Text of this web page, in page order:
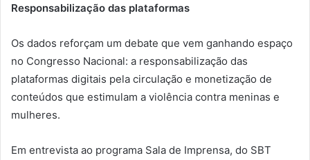
Responsabilização das plataformas
Os dados reforçam um debate que vem ganhando espaço
no Congresso Nacional: a responsabilização das
plataformas digitais pela circulação e monetização de
conteúdos que estimulam a violência contra meninas e
mulheres.
Em entrevista ao programa Sala de Imprensa, do SBT